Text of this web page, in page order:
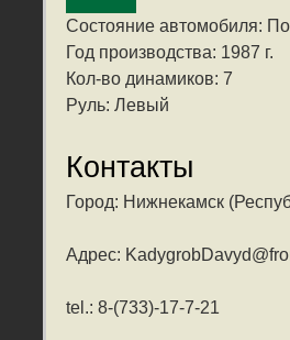
Состояние автомобиля:
Год производства: 1987 г.
Кол-во динамиков: 7
Руль: Левый
Контакты
Город: Нижнекамск
Адрес:
tel.: 8-(733)-17-7-21